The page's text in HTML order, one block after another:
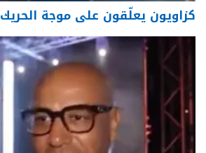
كزاويون يعلّقون على موجة الحريك